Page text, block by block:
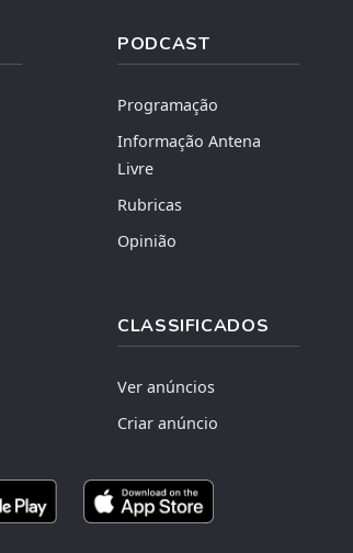
PODCAST
Programação
Informação Antena
Livre
Rubricas
Opinião
CLASSIFICADOS
Ver anúncios
Criar anúncio